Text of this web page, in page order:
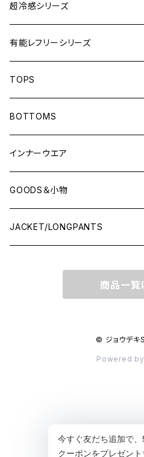
ショップ
超冷感シリーズ
有能レフリーシリーズ
TOPS
LONG-SLEEVEプラシャツ
SHORT-SLEEVEプラシャツ
NO-SLEEVE
Tシャツ(オフコート)
BOTTOMS
インナーウエア
GOODS＆小物
シューズ袋
JACKET/LONGPANTS
商品一覧
© ジョウデキ
Powered by